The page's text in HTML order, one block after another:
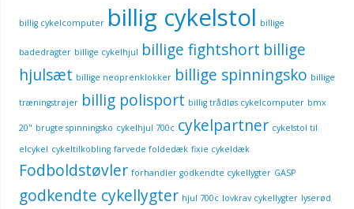
billig cykelcomputer billig cykelstol billige
badedragter billige cykelhjul billige fightshort billige
hjulsæt billige neoprenklokker billige spinningsko billige
træningstrøjer billig polisport billig trådløs cykelcomputer bmx
20" brugte spinningsko cykelhjul 700c cykelpartner cykelstol til
elcykel cykeltilkobling farvede foldedæk fixie cykeldæk
Fodboldstøvler forhandler godkendte cykellygter GASP
godkendte cykellygter hjul 700c lovkrav cykellygter lyserød